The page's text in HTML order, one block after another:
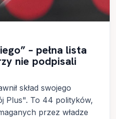
– pełna lista
nie podpisali
skład swojego
Plus". To 44 polityków,
przez władze